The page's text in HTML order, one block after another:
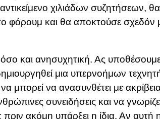
χιλιάδων συζητήσεων, θα
φόρουμ και θα αποκτούσε σχεδόν
και ανησυχητική. Ας υποθέσουμε
μια υπερνοήμων
μπορεί να ανασυνθέτει με
συνειδήσεις και να
ακόμη υπάρξει η ίδια. Αν αυτή